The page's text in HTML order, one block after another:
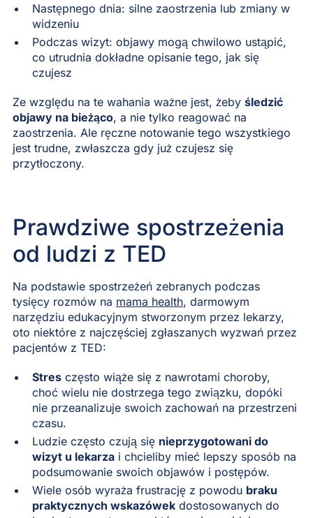
Następnego dnia: silne zaostrzenia lub zmiany w
widzeniu
Podczas wizyt: objawy mogą chwilowo ustąpić,
co utrudnia dokładne opisanie tego, jak się
czujesz
Ze względu na te wahania ważne jest, żeby śledzić
objawy na bieżąco, a nie tylko reagować na
zaostrzenia. Ale ręczne notowanie tego wszystkiego
jest trudne, zwłaszcza gdy już czujesz się
przytłoczony.
Prawdziwe spostrzeżenia
od ludzi z TED
Na podstawie spostrzeżeń zebranych podczas
tysięcy rozmów na mama health, darmowym
narzędziu edukacyjnym stworzonym przez lekarzy,
oto niektóre z najczęściej zgłaszanych wyzwań przez
pacjentów z TED:
Stresczęsto wiąże się z nawrotami choroby,
choć wielu nie dostrzega tego związku, dopóki
nie przeanalizuje swoich zachowań na przestrzeni
czasu.
Ludzie często czują się nieprzygotowani do
wizyt u lekarzai chcieliby mieć lepszy sposób na
podsumowanie swoich objawów i postępów.
Wiele osób wyraża frustrację z powodu braku
praktycznych wskazówekdostosowanych do